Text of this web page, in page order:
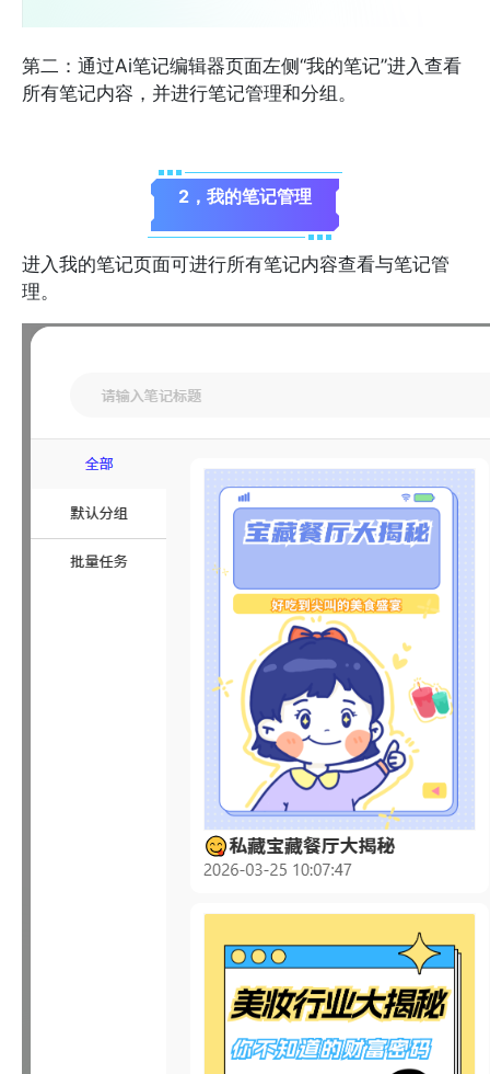
第二：通过Ai笔记编辑器页面左侧“我的笔记”进入查看
所有笔记内容，并进行笔记管理和分组。
2，我的笔记管理
进入我的笔记页面可进行所有笔记内容查看与笔记管
理。